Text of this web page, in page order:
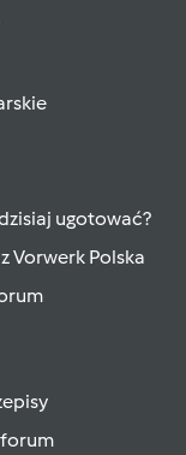
ugotować?
Vorwerk Polska
forum